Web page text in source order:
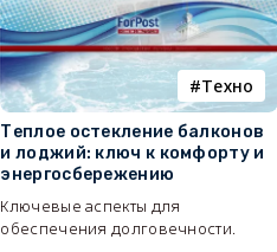
Tехно
Теплое остекление балконов
и лоджий: ключ к комфорту и
энергосбережению
Ключевые аспекты для
обеспечения долговечности.